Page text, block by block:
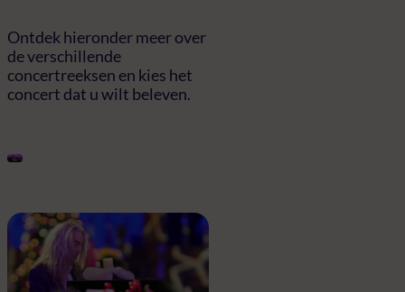
Ontdek hieronder meer over
de verschillende
concertreeksen en kies het
concert dat u wilt beleven.